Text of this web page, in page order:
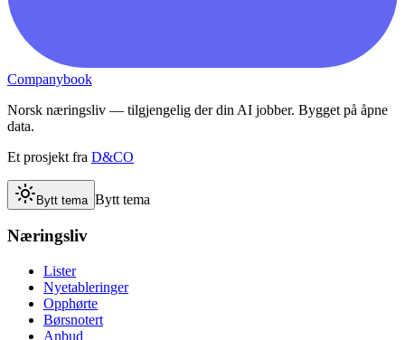
Companybook
Norsk næringsliv — tilgjengelig der din AI jobber. Bygget på åpne
data.
Et prosjekt fra D&CO
Bytt tema Bytt tema
Næringsliv
Lister
Nyetableringer
Opphørte
Børsnotert
Anbud